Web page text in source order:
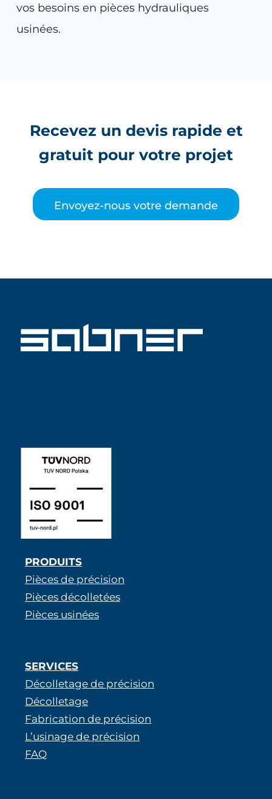
vos besoins en pièces hydrauliques
usinées.
Recevez un devis rapide et
gratuit pour votre projet
Envoyez-nous votre demande
PRODUITS
Pièces de précision
Pièces décolletées
Pièces usinées
SERVICES
Décolletage de précision
Décolletage
Fabrication de précision
L’usinage de précision
FAQ